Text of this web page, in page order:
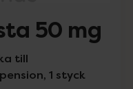
50 mg
till
1 styck